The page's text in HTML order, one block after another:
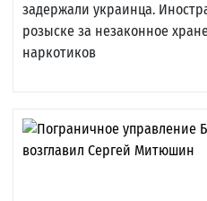
задержали украинца.
розыске за незаконное
наркотиков